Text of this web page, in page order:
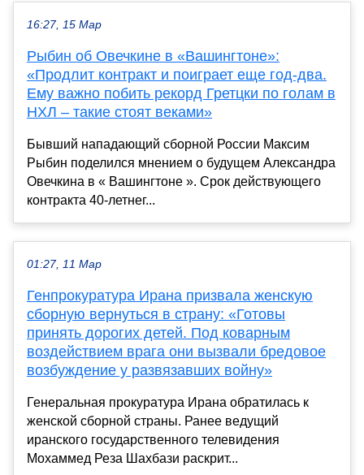
16:27, 15 Мар
Рыбин об Овечкине в «Вашингтоне»:
«Продлит контракт и поиграет еще год-два.
Ему важно побить рекорд Гретцки по голам в
НХЛ – такие стоят веками»
Бывший нападающий сборной России Максим
Рыбин поделился мнением о будущем Александра
Овечкина в « Вашингтоне ». Срок действующего
контракта 40-летнег...
01:27, 11 Мар
Генпрокуратура Ирана призвала женскую
сборную вернуться в страну: «Готовы
принять дорогих детей. Под коварным
воздействием врага они вызвали бредовое
возбуждение у развязавших войну»
Генеральная прокуратура Ирана обратилась к
женской сборной страны. Ранее ведущий
иранского государственного телевидения
Мохаммед Реза Шахбази раскрит...